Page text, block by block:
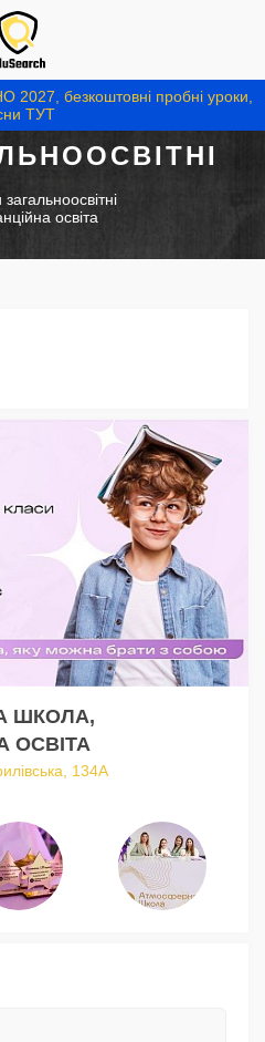
безкоштовні пробні уроки,
ТУТ
освіта
ШКОЛА,
ОСВІТА
134А